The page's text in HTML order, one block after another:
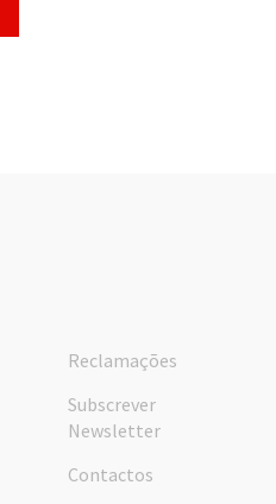
Reclamações
Subscrever
Newsletter
Contactos